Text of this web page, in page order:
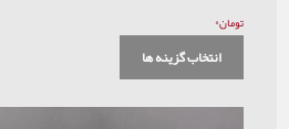
تومان۰
انتخاب گزینه ها